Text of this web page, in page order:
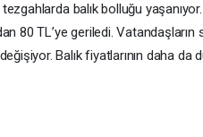
balık bolluğu
80 TL’ye geriledi.
Balık fiyatlarının daha